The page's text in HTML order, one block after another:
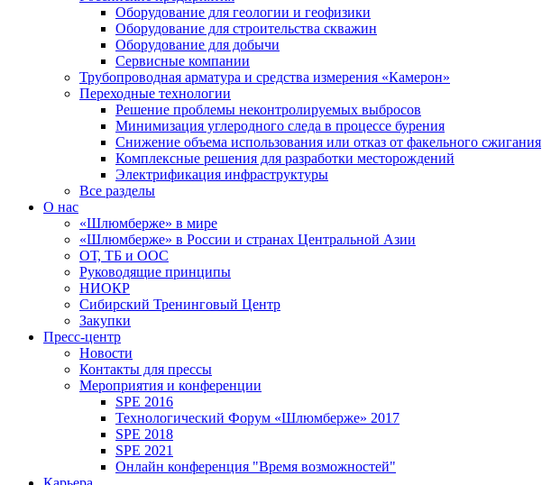
Оборудование для геологии и геофизики
Оборудование для строительства скважин
Оборудование для добычи
Сервисные компании
Трубопроводная арматура и средства измерения «Камерон»
Переходные технологии
Решение проблемы неконтролируемых выбросов
Минимизация углеродного следа в процессе бурения
Снижение объема использования или отказ от факельного сжигания
Комплексные решения для разработки месторождений
Электрификация инфраструктуры
Все разделы
О нас
«Шлюмберже» в мире
«Шлюмберже» в России и странах Центральной Азии
ОТ, ТБ и ООС
Руководящие принципы
НИОКР
Сибирский Тренинговый Центр
Закупки
Пресс-центр
Новости
Контакты для прессы
Мероприятия и конференции
SPE 2016
Технологический Форум «Шлюмберже» 2017
SPE 2018
SPE 2021
Онлайн конференция "Время возможностей"